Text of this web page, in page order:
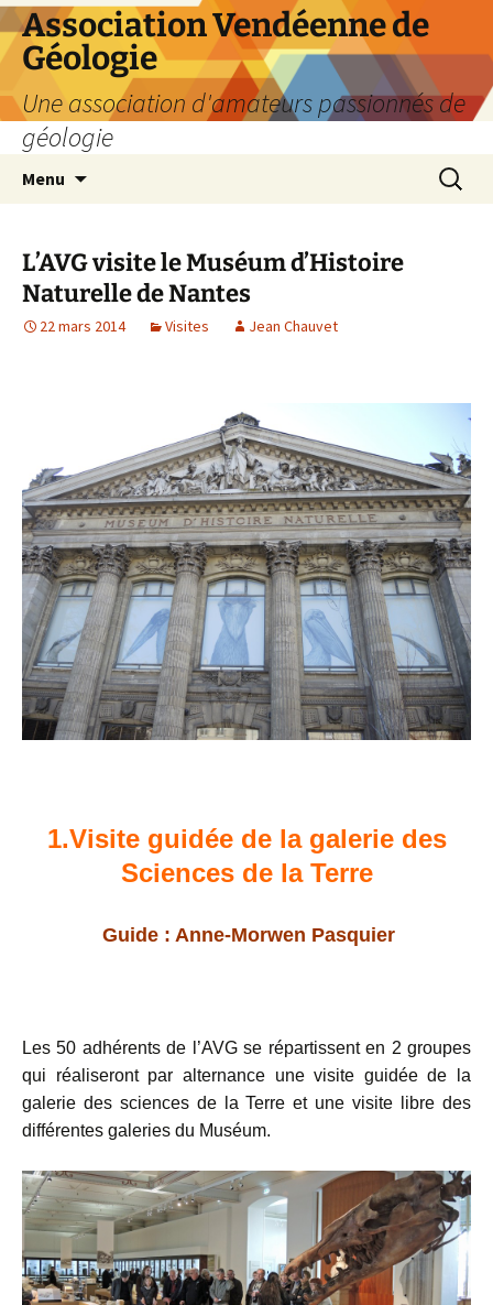
Aller
au
contenu
Association Vendéenne de
Géologie
Une association d'amateurs passionnés de
géologie
Menu
L’AVG visite le Muséum d’Histoire
Naturelle de Nantes
22 mars 2014 Visites Jean Chauvet
1.Visite guidée de la galerie des
Sciences de la Terre
Guide : Anne-Morwen Pasquier
Les 50 adhérents de l’AVG se répartissent en 2 groupes
qui réaliseront par alternance une visite guidée de la
galerie des sciences de la Terre et une visite libre des
différentes galeries du Muséum.